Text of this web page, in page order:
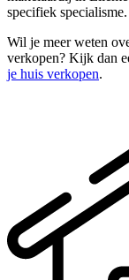
specifiek specialisme.
Wil je meer weten
verkopen? Kijk dan
je huis verkopen.